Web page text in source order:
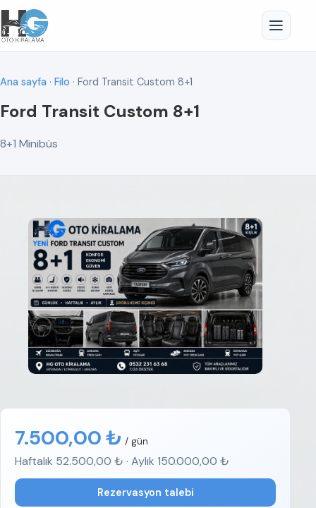
Ana sayfa · Filo · Ford Transit Custom 8+1
Ford Transit Custom 8+1
8+1 Minibüs
7.500,00 ₺ / gün
Haftalık 52.500,00 ₺ · Aylık 150.000,00 ₺
Rezervasyon talebi